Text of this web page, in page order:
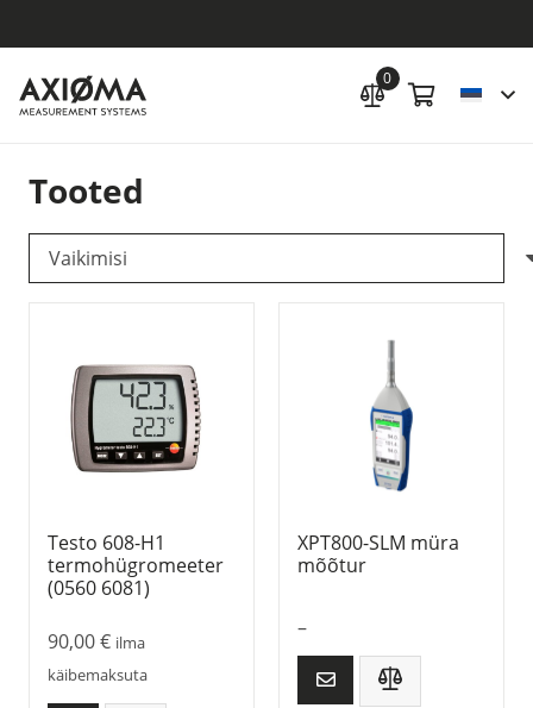
0
Tooted
Testo 608-H1
termohügromeeter
(0560 6081)
90,00€ ilma
käibemaksuta
XPT800-SLM müra
mõõtur
–